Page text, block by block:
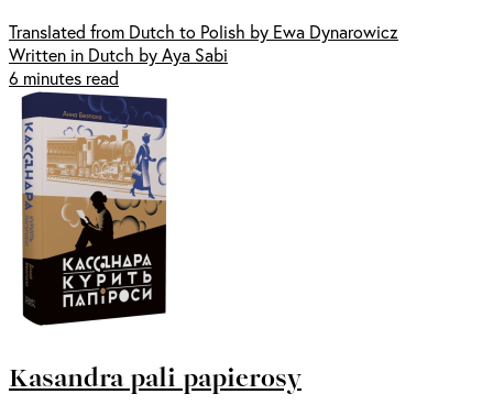
Translated from Dutch to Polish by Ewa Dynarowicz
Written in Dutch by Aya Sabi
6 minutes read
Kasandra pali papierosy